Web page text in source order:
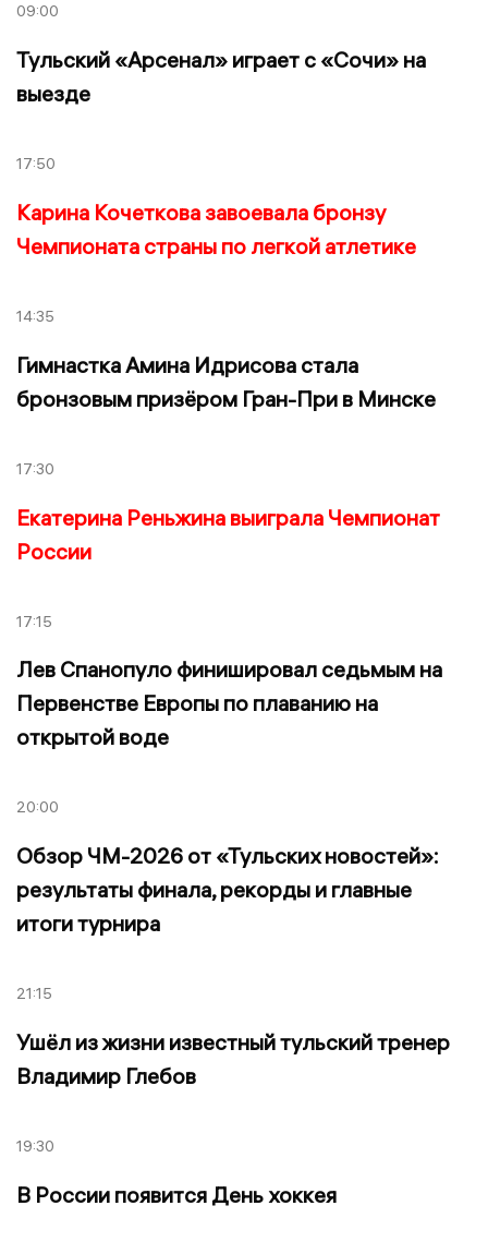
09:00
Тульский «Арсенал» играет с «Сочи» на
выезде
17:50
Карина Кочеткова завоевала бронзу
Чемпионата страны по легкой атлетике
14:35
Гимнастка Амина Идрисова стала
бронзовым призёром Гран-При в Минске
17:30
Екатерина Реньжина выиграла Чемпионат
России
17:15
Лев Спанопуло финишировал седьмым на
Первенстве Европы по плаванию на
открытой воде
20:00
Обзор ЧМ-2026 от «Тульских новостей»:
результаты финала, рекорды и главные
итоги турнира
21:15
Ушёл из жизни известный тульский тренер
Владимир Глебов
19:30
В России появится День хоккея